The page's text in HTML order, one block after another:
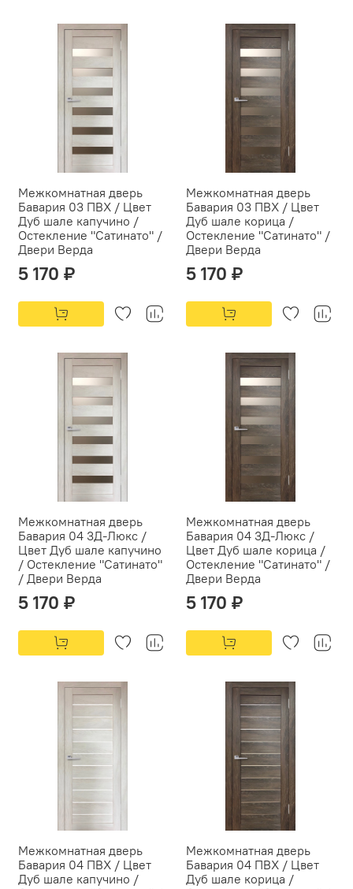
Межкомнатная дверь
Бавария 03 ПВХ / Цвет
Дуб шале капучино /
Остекление "Сатинато" /
Двери Верда
5 170 ₽
Межкомнатная дверь
Бавария 03 ПВХ / Цвет
Дуб шале корица /
Остекление "Сатинато" /
Двери Верда
5 170 ₽
Межкомнатная дверь
Бавария 04 3Д-Люкс /
Цвет Дуб шале капучино
/ Остекление "Сатинато"
/ Двери Верда
5 170 ₽
Межкомнатная дверь
Бавария 04 3Д-Люкс /
Цвет Дуб шале корица /
Остекление "Сатинато" /
Двери Верда
5 170 ₽
Межкомнатная дверь
Бавария 04 ПВХ / Цвет
Дуб шале капучино /
Межкомнатная дверь
Бавария 04 ПВХ / Цвет
Дуб шале корица /